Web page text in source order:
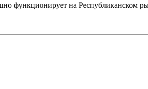
функционирует на Республиканском